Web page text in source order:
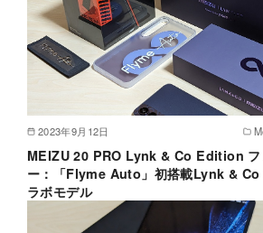
2023年9月12日
MEIZU 20 PRO Lynk & Co Edition フ
ー：「Flyme Auto」初搭載Lynk & Co
ラボモデル